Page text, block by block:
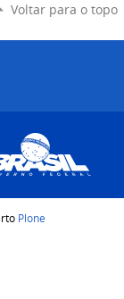
Voltar para o topo
Plone